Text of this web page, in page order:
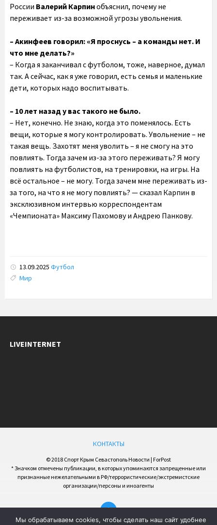
России Валерий Карпинобъяснил, почему не
переживает из-за возможной угрозы увольнения.
– Акинфеев говорил: «Я проснусь – а команды нет. И
что мне делать?»
– Когда я заканчивал с футболом, тоже, наверное, думал
так. А сейчас, как я уже говорил, есть семья и маленькие
дети, которых надо воспитывать.
– 10 лет назад у вас такого не было.
– Нет, конечно. Не знаю, когда это поменялось. Есть
вещи, которые я могу контролировать. Увольнение – не
такая вещь. Захотят меня уволить – я не смогу на это
повлиять. Тогда зачем из-за этого переживать? Я могу
повлиять на футболистов, на тренировки, на игры. На
всё остальное – не могу. Тогда зачем мне переживать из-
за того, на что я не могу повлиять? — сказал Карпин в
эксклюзивном интервью корреспондентам
«Чемпионата» Максиму Пахомову и Андрею Панкову.
13.09.2025 Футбол
Tags:
Мир
LIVEINTERNET
КОНТАКТЫ
© 2018 Спорт Крым Севастополь Новости | ForPost
* Значком отмечены публикации, в которых упоминаются запрещенные или
признанные нежелательными в РФ/террористические/экстремистские
организации/персоны и иноагенты
Мы обрабатываем cookies, чтобы сделать наш сайт удобнее